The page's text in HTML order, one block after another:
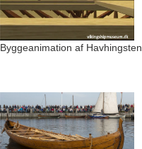
Byggeanimation af Havhingsten